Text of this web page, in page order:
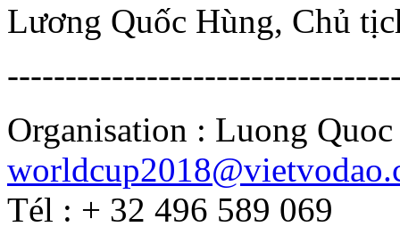
Lương Quốc Hùng, Chủ
Organisation : Luong
Tél : + 32 496 589 069